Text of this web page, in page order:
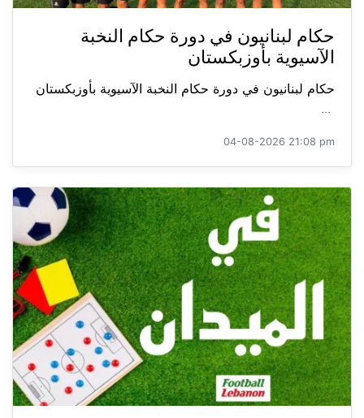
حكام لبنانيون في دورة حكام النخبة
الآسيوية بأوزبكستان
حكام لبنانيون في دورة حكام النخبة الآسيوية بأوزبكستان
...
04-08-2026 21:08 pm